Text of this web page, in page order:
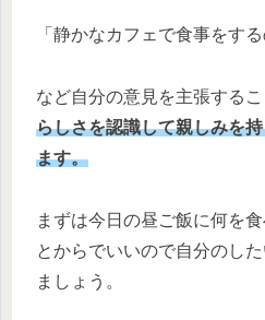
「静かなカフェで食事をす
など自分の意見を主張する
らしさを認識して親しみを
ます。
まずは今日の昼ご飯に何を
とからでいいので自分のし
ましょう。